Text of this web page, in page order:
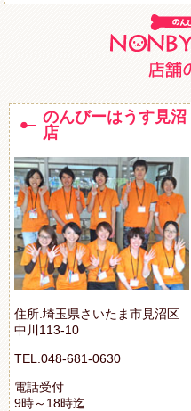
のんびーはうす見沼
店
住所.埼玉県さいたま市見沼区
中川113-10
TEL.048-681-0630
電話受付
9時～18時迄